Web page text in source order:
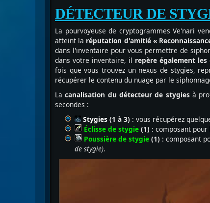
DÉTECTEUR DE
La pourvoyeuse de cryptogrammes Ve'nari
atteint la réputation d'amitié «
dans l'inventaire pour vous permettre de
dans votre inventaire, il repère également
fois que vous trouvez un nexus de stygies,
récupérer le contenu du nuage par le
Lacanalisation du détecteur de stygiesà
secondes :
Stygies (1 à 3) : vous récupérez
Éclisse de stygie (1) : composant
Poussière de stygie (1) : composant
de stygie).